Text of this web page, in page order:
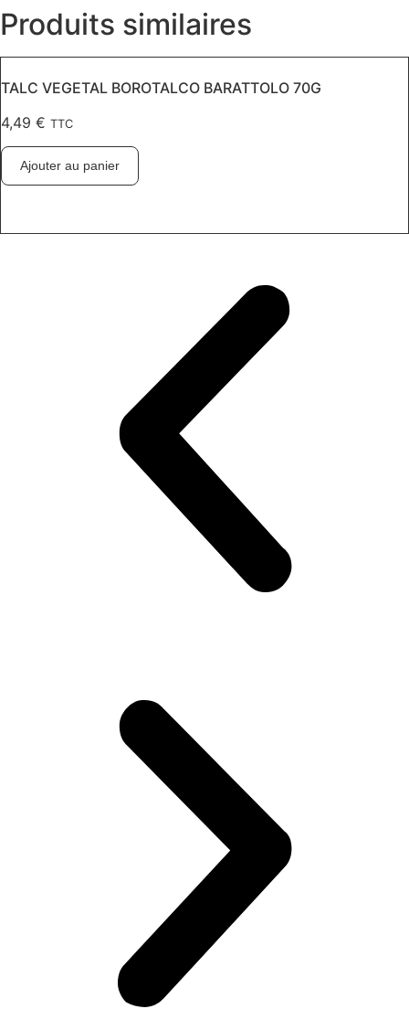
Produits similaires
TALC VEGETAL BOROTALCO BARATTOLO 70G
4,49 € TTC
Ajouter au panier